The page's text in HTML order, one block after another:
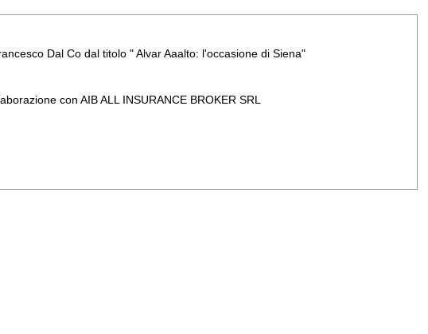
Dal Co dal titolo " Alvar Aaalto: l'occasione di Siena"
con AIB ALL INSURANCE BROKER SRL